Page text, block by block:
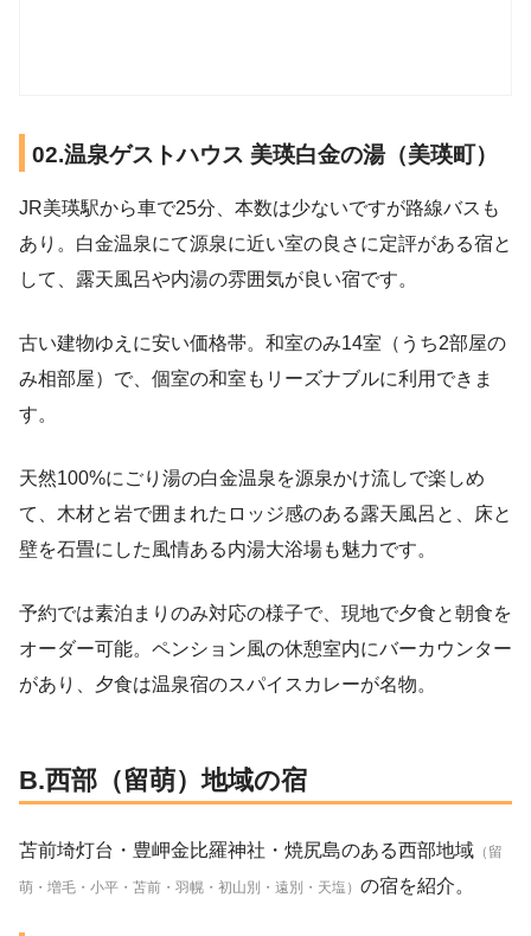
02.温泉ゲストハウス 美瑛白金の湯（美瑛町）
JR美瑛駅から車で25分、本数は少ないですが路線バスも
あり。白金温泉にて源泉に近い室の良さに定評がある宿と
して、露天風呂や内湯の雰囲気が良い宿です。
古い建物ゆえに安い価格帯。和室のみ14室（うち2部屋の
み相部屋）で、個室の和室もリーズナブルに利用できま
す。
天然100%にごり湯の白金温泉を源泉かけ流しで楽しめ
て、木材と岩で囲まれたロッジ感のある露天風呂と、床と
壁を石畳にした風情ある内湯大浴場も魅力です。
予約では素泊まりのみ対応の様子で、現地で夕食と朝食を
オーダー可能。ペンション風の休憩室内にバーカウンター
があり、夕食は温泉宿のスパイスカレーが名物。
B.西部（留萌）地域の宿
苫前埼灯台・豊岬金比羅神社・焼尻島のある西部地域 （留
萌・増毛・小平・苫前・羽幌・初山別・遠別・天塩） の宿を紹介。